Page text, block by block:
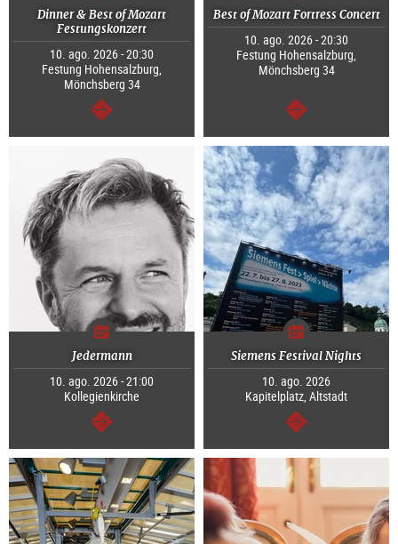
Dinner & Best of Mozart
Festungskonzert
10. ago. 2026 - 20:30
Festung Hohensalzburg,
Mönchsberg 34
segue
Best of Mozart Fortress Concert
10. ago. 2026 - 20:30
Festung Hohensalzburg,
Mönchsberg 34
segue
Jedermann
10. ago. 2026 - 21:00
Kollegienkirche
segue
Siemens Festival Nights
10. ago. 2026
Kapitelplatz, Altstadt
segue